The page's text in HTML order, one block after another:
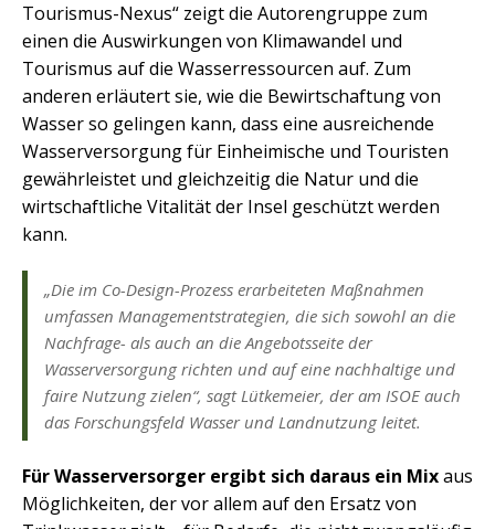
Tourismus-Nexus“ zeigt die Autorengruppe zum
einen die Auswirkungen von Klimawandel und
Tourismus auf die Wasserressourcen auf. Zum
anderen erläutert sie, wie die Bewirtschaftung von
Wasser so gelingen kann, dass eine ausreichende
Wasserversorgung für Einheimische und Touristen
gewährleistet und gleichzeitig die Natur und die
wirtschaftliche Vitalität der Insel geschützt werden
kann.
„Die im Co-Design-Prozess erarbeiteten Maßnahmen
umfassen Managementstrategien, die sich sowohl an die
Nachfrage- als auch an die Angebotsseite der
Wasserversorgung richten und auf eine nachhaltige und
faire Nutzung zielen“, sagt Lütkemeier, der am ISOE auch
das Forschungsfeld Wasser und Landnutzung leitet.
Für Wasserversorger ergibt sich daraus ein Mixaus
Möglichkeiten, der vor allem auf den Ersatz von